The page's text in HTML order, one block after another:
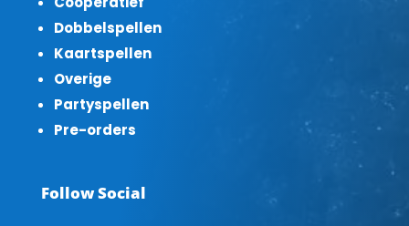
Dobbelspellen
Kaartspellen
Overige
Partyspellen
Pre-orders
Follow Social